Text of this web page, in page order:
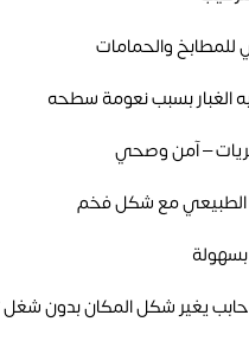
للمطابخ والحمامات
الغبار بسبب نعومة سطحه
– آمن وصحي
الطبيعي مع شكل فخم
يغير شكل المكان بدون